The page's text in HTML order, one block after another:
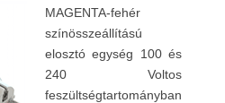
MAGENTA-fehér
színösszeállítású
elosztó egység 100 és
240 Voltos
feszültségtartományban